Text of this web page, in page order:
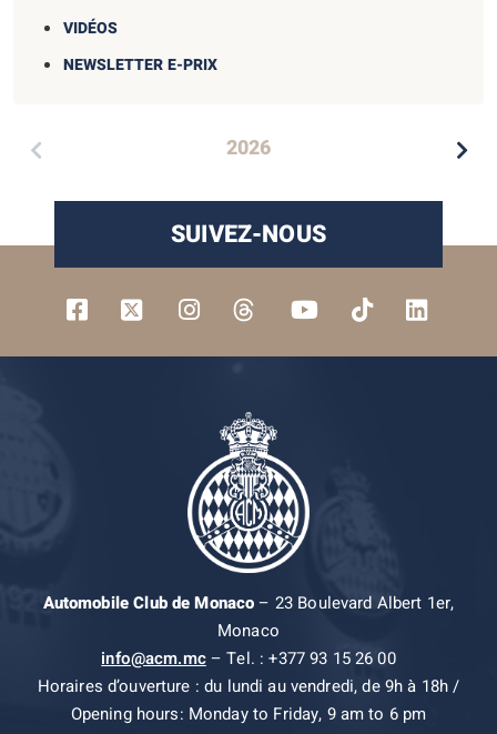
VIDÉOS
NEWSLETTER E-PRIX
2026
SUIVEZ-NOUS
Automobile Club de Monaco– 23 Boulevard Albert 1er,
Monaco
info@acm.mc– Tel. : +377 93 15 26 00
Horaires d’ouverture : du lundi au vendredi, de 9h à 18h /
Opening hours: Monday to Friday, 9 am to 6 pm